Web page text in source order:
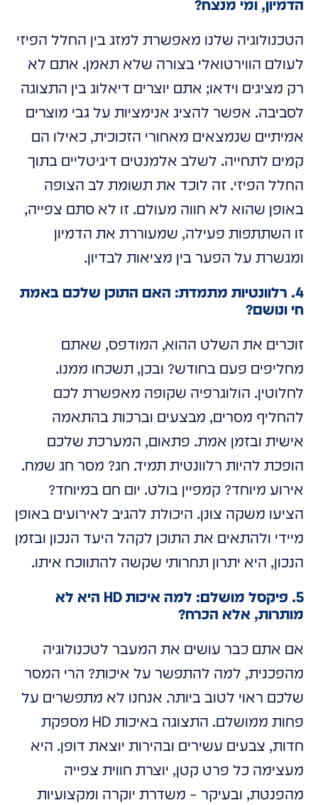
הדמיון, ומי מנצח?
הטכנולוגיה שלנו מאפשרת למזג בין החלל הפיזי
לעולם הווירטואלי בצורה שלא תאמן. אתם לא
רק מציגים וידאו; אתם יוצרים דיאלוג בין התצוגה
לסביבה. אפשר להציג אנימציות על גבי מוצרים
אמיתיים שנמצאים מאחורי הזכוכית, כאילו הם
קמים לתחייה. לשלב אלמנטים דיגיטליים בתוך
החלל הפיזי. זה לוכד את תשומת לב הצופה
באופן שהוא לא חווה מעולם. זו לא סתם צפייה,
זו השתתפות פעילה, שמעוררת את הדמיון
ומגשרת על הפער בין מציאות לבדיון.
4. רלוונטיות מתמדת: האם התוכן שלכם באמת
חי ונושם?
זוכרים את השלט ההוא, המודפס, שאתם
מחליפים פעם בחודש? ובכן, תשכחו ממנו.
לחלוטין. הולוגרפיה שקופה מאפשרת לכם
להחליף מסרים, מבצעים וברכות בהתאמה
אישית ובזמן אמת. פתאום, המערכת שלכם
הופכת להיות רלוונטית תמיד. חג? מסר חג שמח.
אירוע מיוחד? קמפיין בולט. יום חם במיוחד?
הציעו משקה צונן. היכולת להגיב לאירועים באופן
מיידי ולהתאים את התוכן לקהל היעד הנכון ובזמן
הנכון, היא יתרון תחרותי שקשה להתווכח איתו.
5. פיקסל מושלם: למה איכות HD היא לא
מותרות, אלא הכרח?
אם אתם כבר עושים את המעבר לטכנולוגיה
מהפכנית, למה להתפשר על איכות? הרי המסר
שלכם ראוי לטוב ביותר. אנחנו לא מתפשרים על
פחות ממושלם. התצוגה באיכות HD מספקת
חדות, צבעים עשירים ובהירות יוצאת דופן. היא
מעצימה כל פרט קטן, יוצרת חווית צפייה
מהפנטת, ובעיקר – משדרת יוקרה ומקצועיות